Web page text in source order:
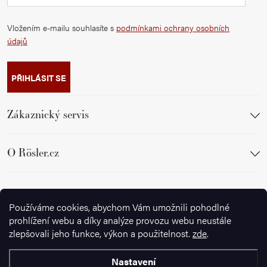
Používáme cookies, abychom Vám umožnili pohodlné
prohlížení webu a díky analýze provozu webu neustále
zlepšovali jeho funkce, výkon a použitelnost. zde.
Nastavení
Vložením e-mailu souhlasíte s podmínkami ochrany osobních
údajů
PŘIHLÁSIT SE
Zákaznický servis
O Rösler.cz
Sledujte nás